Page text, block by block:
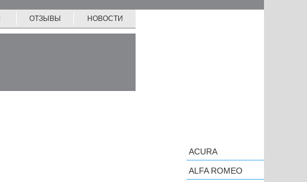
ОТЗЫВЫ НОВОСТИ
ACURA
ALFA ROMEO